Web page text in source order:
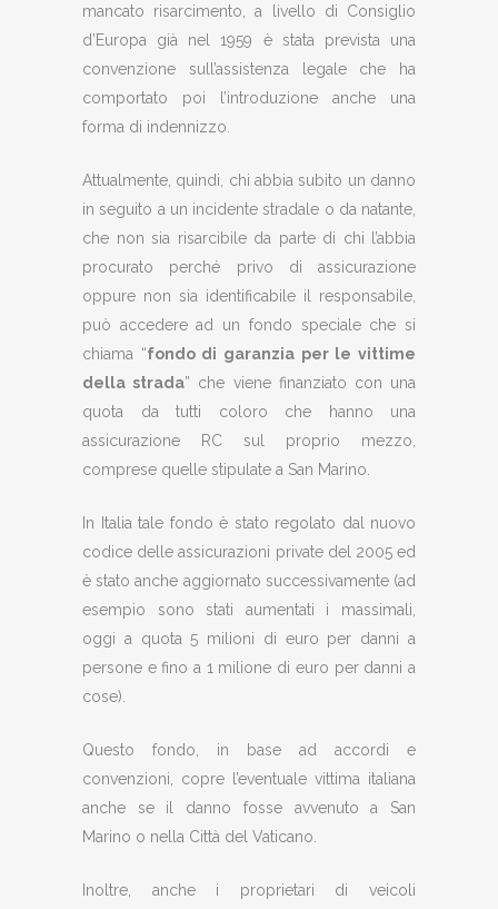
mancato risarcimento, a livello di Consiglio
d’Europa già nel 1959 è stata prevista una
convenzione sull’assistenza legale che ha
comportato poi l’introduzione anche una
forma di indennizzo.
Attualmente, quindi, chi abbia subito un danno
in seguito a un incidente stradale o da natante,
che non sia risarcibile da parte di chi l’abbia
procurato perché privo di assicurazione
oppure non sia identificabile il responsabile,
può accedere ad un fondo speciale che si
chiama “fondo di garanzia per le vittime
della strada” che viene finanziato con una
quota da tutti coloro che hanno una
assicurazione RC sul proprio mezzo,
comprese quelle stipulate a San Marino.
In Italia tale fondo è stato regolato dal nuovo
codice delle assicurazioni private del 2005 ed
è stato anche aggiornato successivamente (ad
esempio sono stati aumentati i massimali,
oggi a quota 5 milioni di euro per danni a
persone e fino a 1 milione di euro per danni a
cose).
Questo fondo, in base ad accordi e
convenzioni, copre l’eventuale vittima italiana
anche se il danno fosse avvenuto a San
Marino o nella Città del Vaticano.
Inoltre, anche i proprietari di veicoli